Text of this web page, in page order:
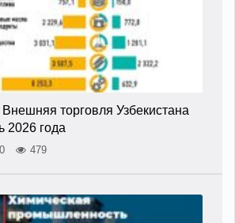
торговля Узбекистана
2026 года
479